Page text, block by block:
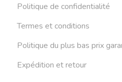
Politique de confidentialité
Termes et conditions
Politique du plus bas prix
Expédition et retour